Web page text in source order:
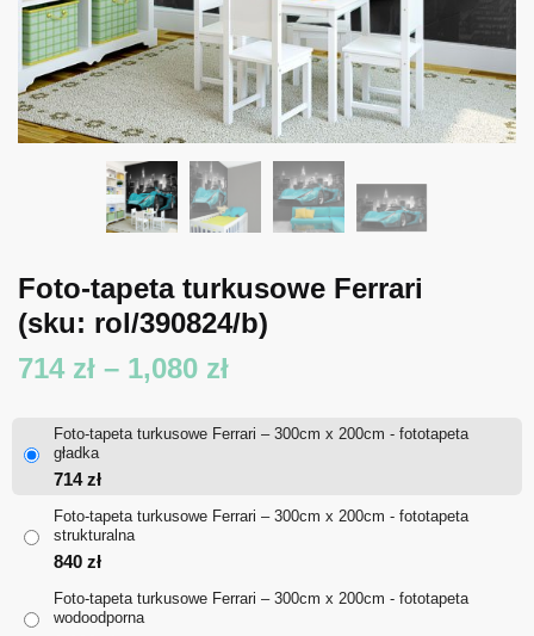
Foto-tapeta turkusowe Ferrari
(sku: rol/390824/b)
714 zł – 1,080 złZakres
714 zł
1,080 zł
Foto-tapeta turkusowe Ferrari – 300cm x 200cm - fototapeta
gładka
714zł
Foto-tapeta turkusowe Ferrari – 300cm x 200cm - fototapeta
strukturalna
840 zł
Foto-tapeta turkusowe Ferrari – 300cm x 200cm - fototapeta
wodoodporna